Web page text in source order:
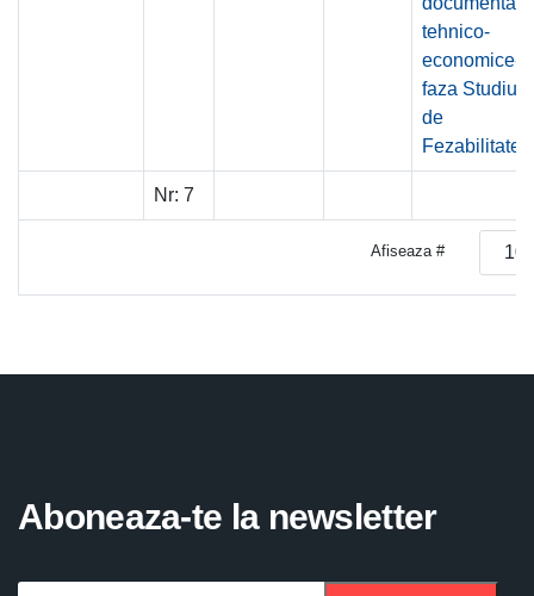
Afiseaza #
tehnico-
economice-
faza Studiul
de
Fezabilitate
Nr: 7
Aboneaza-te la newsletter